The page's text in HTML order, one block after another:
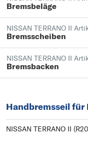
Bremsbeläge
NISSAN TERRANO II
Bremsscheiben
NISSAN TERRANO II
Bremsbacken
Handbremsseil für
NISSAN TERRANO II